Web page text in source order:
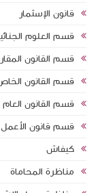
قانون الإسثمار
قسم العلوم
قسم القانون
قسم القانون
قسم القانون العام
قسم قانون الأعمل
كيفاش
مناظرة المحاماة